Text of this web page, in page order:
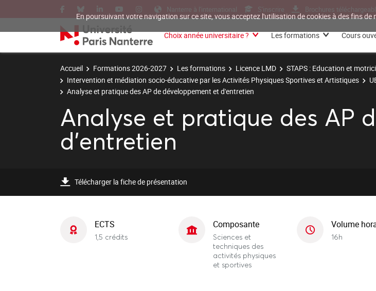
En poursuivant votre navigation sur ce site, vous acceptez l'utilisation de cookies à des fins
Nanterre à l'international S'inscrire Brochures
Choix année universitaire ? Les formations Cours
Accueil Formations 2026-2027 Les formations Licence LMD
STAPS : Education et
Intervention et médiation socio-éducative par les Activités Physiques Sportives et Artistiques
Analyse et pratique des AP de développement et d'entretien
Analyse et pratique des AP
d'entretien
Télécharger la fiche de présentation
ECTS
1,5 crédits
Composante
Sciences et
techniques des
activités physiques
et sportives
Volume
16h